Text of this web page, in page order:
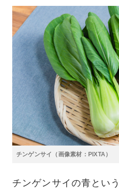
チンゲンサイ（画像素材：PIXTA）
チンゲンサイの青とい